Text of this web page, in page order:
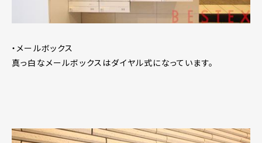
・メールボックス
真っ白なメールボックスはダイヤル式になっています。